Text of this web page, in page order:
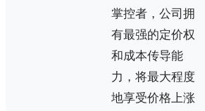
掌控者，公司拥
有最强的定价权
和成本传导能
力，将最大程度
地享受价格上涨